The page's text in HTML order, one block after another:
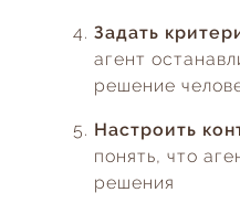
Задать
агент
решение
Настроить
понять, что
решения